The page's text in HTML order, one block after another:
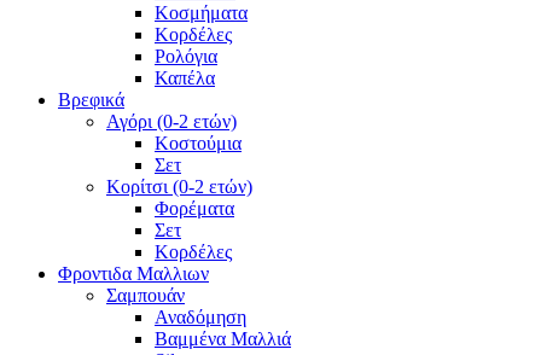
Κοσμήματα
Κορδέλες
Ρολόγια
Καπέλα
Βρεφικά
Αγόρι (0-2 ετών)
Κοστούμια
Σετ
Κορίτσι (0-2 ετών)
Φορέματα
Σετ
Κορδέλες
Φροντιδα Μαλλιων
Σαμπουάν
Αναδόμηση
Βαμμένα Μαλλιά